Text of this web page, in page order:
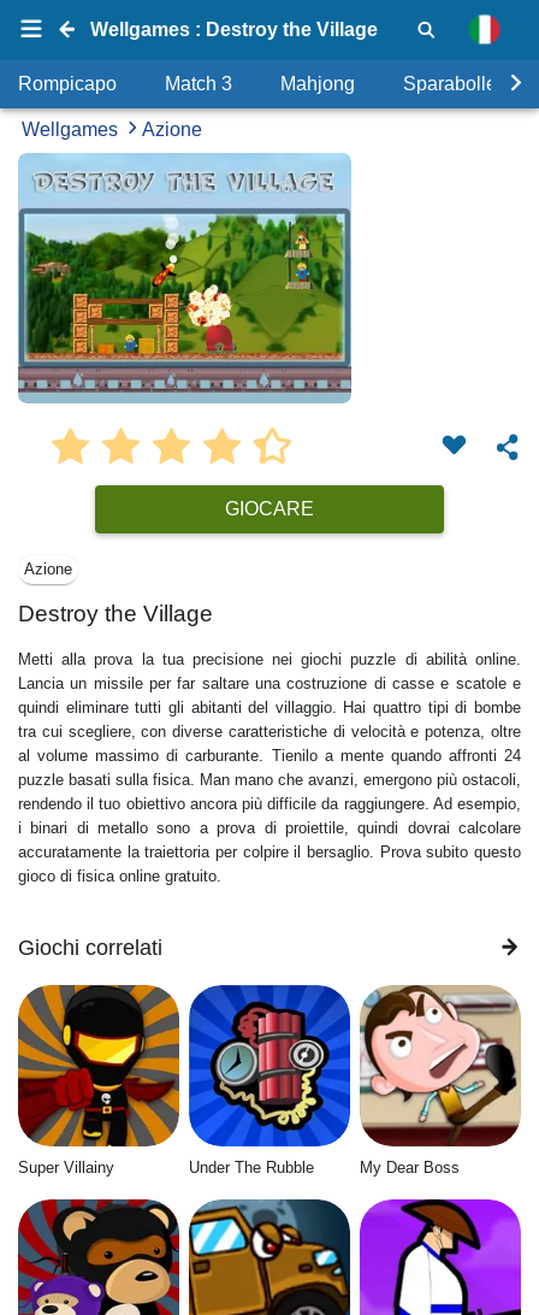
Wellgames : Destroy the Village
Rompicapo Match 3 Mahjong Sparabolle
Wellgames Azione
GIOCARE
Azione
Destroy the Village
Metti alla prova la tua precisione nei giochi puzzle di abilità online.
Lancia un missile per far saltare una costruzione di casse e scatole e
quindi eliminare tutti gli abitanti del villaggio. Hai quattro tipi di bombe
tra cui scegliere, con diverse caratteristiche di velocità e potenza, oltre
al volume massimo di carburante. Tienilo a mente quando affronti 24
puzzle basati sulla fisica. Man mano che avanzi, emergono più ostacoli,
rendendo il tuo obiettivo ancora più difficile da raggiungere. Ad esempio,
i binari di metallo sono a prova di proiettile, quindi dovrai calcolare
accuratamente la traiettoria per colpire il bersaglio. Prova subito questo
gioco di fisica online gratuito.
Giochi correlati
Super Villainy Under The Rubble My Dear Boss